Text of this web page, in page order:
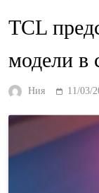
TCL
модели в
Ния 11/03/